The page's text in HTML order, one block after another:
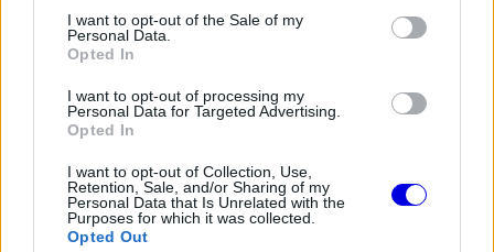
consent section.
I want to opt-out of the Sale of my
Personal Data.
Opted In
I want to opt-out of processing my
Personal Data for Targeted Advertising.
Opted In
I want to opt-out of Collection, Use,
Retention, Sale, and/or Sharing of my
Personal Data that Is Unrelated with the
Purposes for which it was collected.
Opted Out
FORMA-1
Ezt a hibát még Fred Vasseur sem
A spanyolországi hétvégén erre a Ferrari szolgált